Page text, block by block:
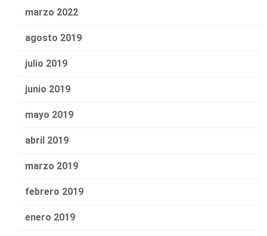
marzo 2022
agosto 2019
julio 2019
junio 2019
mayo 2019
abril 2019
marzo 2019
febrero 2019
enero 2019